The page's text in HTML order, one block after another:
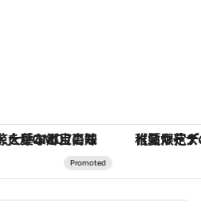
タリア・トスカーナの郷土料理の手法で満喫！